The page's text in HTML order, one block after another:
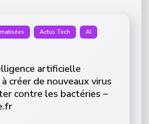
Actus Tech AI
artificielle
créer de nouveaux virus
contre les bactéries –